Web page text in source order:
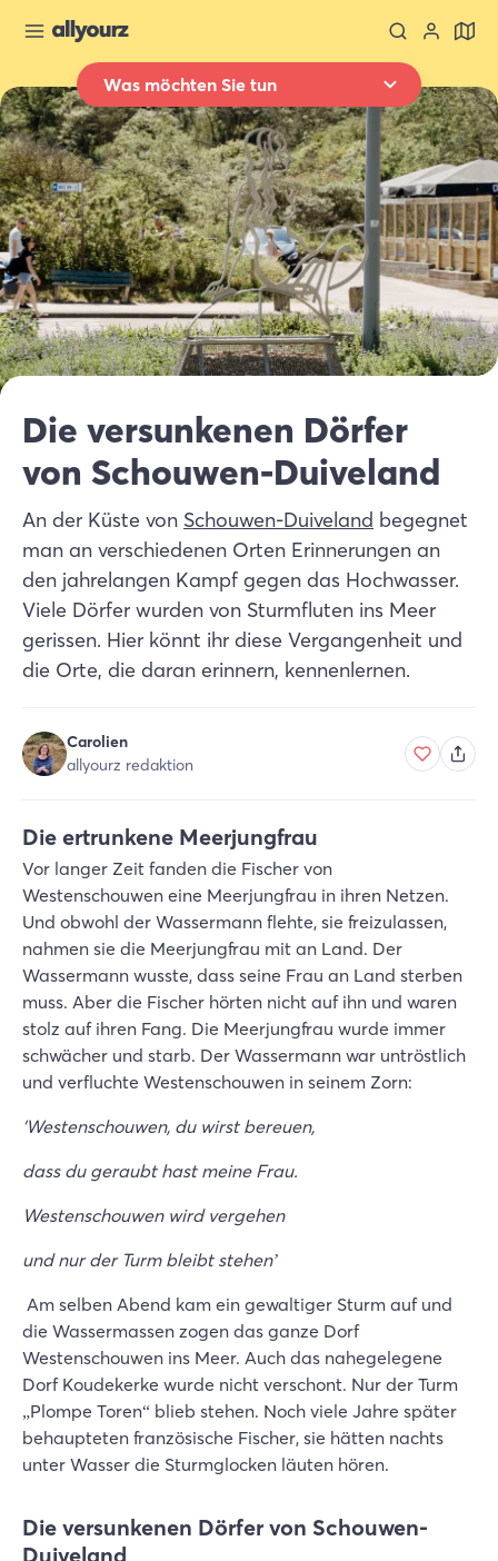
Was möchten Sie tun
Zurück zur Übersicht
Übernachten
Wo
Ganz Zeeland
Wann
Datum auswählen
Art der Unterkünft
Alle Arten
2 Gäste
Die versunkenen Dörfer
von Schouwen-Duiveland
An der Küste von Schouwen-Duiveland begegnet
man an verschiedenen Orten Erinnerungen an
den jahrelangen Kampf gegen das Hochwasser.
Viele Dörfer wurden von Sturmfluten ins Meer
gerissen. Hier könnt ihr diese Vergangenheit und
die Orte, die daran erinnern, kennenlernen.
Carolien
allyourz redaktion
Die ertrunkene Meerjungfrau
Vor langer Zeit fanden die Fischer von
Westenschouwen eine Meerjungfrau in ihren Netzen.
Und obwohl der Wassermann flehte, sie freizulassen,
nahmen sie die Meerjungfrau mit an Land. Der
Wassermann wusste, dass seine Frau an Land sterben
muss. Aber die Fischer hörten nicht auf ihn und waren
stolz auf ihren Fang. Die Meerjungfrau wurde immer
schwächer und starb. Der Wassermann war untröstlich
und verfluchte Westenschouwen in seinem Zorn:
'Westenschouwen, du wirst bereuen,
dass du geraubt hast meine Frau.
Westenschouwen wird vergehen
und nur der Turm bleibt stehen’
Am selben Abend kam ein gewaltiger Sturm auf und
die Wassermassen zogen das ganze Dorf
Westenschouwen ins Meer. Auch das nahegelegene
Dorf Koudekerke wurde nicht verschont. Nur der Turm
„Plompe Toren“ blieb stehen. Noch viele Jahre später
behaupteten französische Fischer, sie hätten nachts
unter Wasser die Sturmglocken läuten hören.
Die versunkenen Dörfer von Schouwen-
Duiveland